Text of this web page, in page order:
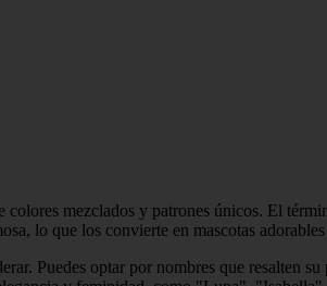
mezclados y patrones únicos. El
lo que los convierte en mascotas
Puedes optar por nombres que resalten